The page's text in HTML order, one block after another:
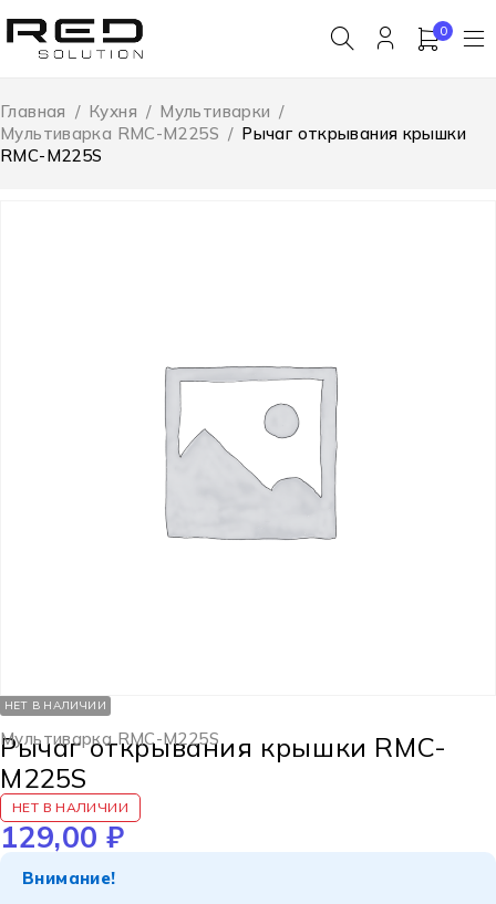
0
Главная / Кухня / Мультиварки /
Мультиварка RMC-M225S / Рычаг открывания крышки
RMC-M225S
НЕТ В НАЛИЧИИ
Мультиварка RMC-M225S
Рычаг открывания крышки RMC-
M225S
НЕТ В НАЛИЧИИ
129,00 ₽
Внимание!